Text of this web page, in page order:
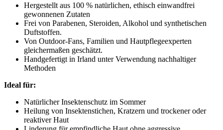
Hergestellt aus 100 % natürlichen, ethisch einwandfrei
gewonnenen Zutaten
Frei von Parabenen, Steroiden, Alkohol und synthetischen
Duftstoffen.
Von Outdoor-Fans, Familien und Hautpflegeexperten
gleichermaßen geschätzt.
Handgefertigt in Irland unter Verwendung nachhaltiger
Methoden
Ideal für:
Natürlicher Insektenschutz im Sommer
Heilung von Insektenstichen, Kratzern und trockener oder
reaktiver Haut